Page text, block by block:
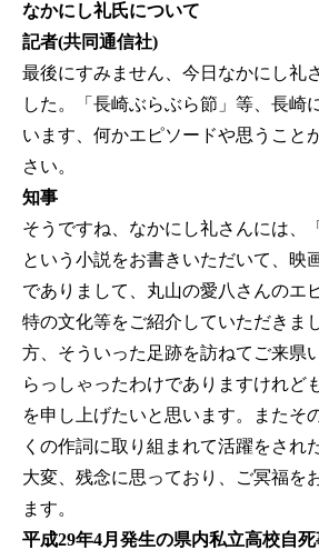
なかにし礼氏について
記者(共同通信社)
最後にすみません、今日なかにし礼
した。「長崎ぶらぶら節」等、長崎
います、何かエピソードや思うこと
さい。
知事
そうですね、なかにし礼さんには、
という小説をお書きいただいて、映
でありまして、丸山の愛八さんのエ
特の文化等をご紹介していただきま
方、そういった足跡を訪ねてご来県
らっしゃったわけでありますけれど
を申し上げたいと思います。またそ
くの作詞に取り組まれて活躍をされ
大変、残念に思っており、ご冥福を
ます。
平成29年4月発生の県内私立高校自